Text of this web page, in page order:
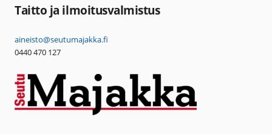
Taitto ja ilmoitusvalmistus
aineisto@seutumajakka.fi
0440 470 127